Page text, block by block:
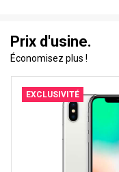
Prix d'usine.
Économisez plus !
EXCLUSIVITÉ